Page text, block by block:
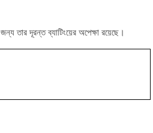
তার দূরন্ত ব্যাটিংয়ের অপেক্ষা রয়েছে।